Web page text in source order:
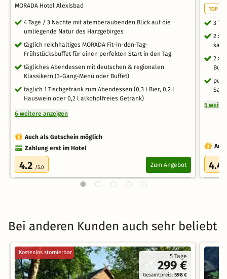
MORADA Hotel Alexisbad
4 Tage / 3 Nächte mit atemberaubenden Blick auf die
umliegende Natur des Harzgebirges
täglich reichhaltiges MORADA Fit-in-den-Tag-
Frühstücksbuffet für einen perfekten Start in den Tag
tägliches Abendessen mit deutschen & regionalen
Klassikern (3-Gang-Menü oder Buffet)
täglich 1 Tischgetränk zum Abendessen (0,3 l Bier, 0,2 l
Hauswein oder 0,2 l alkoholfreies Getränk)
6 weitere anzeigen
Auch als Gutschein möglich
Zahlung erst im Hotel
4.2 /5.0 Zum Angebot
TOP
3
2 x
2 x
5
4.4
Bei anderen Kunden auch sehr beliebt
5 Tage
299 €
Gesamtpreis:598 €
Kostenlos stornierbar